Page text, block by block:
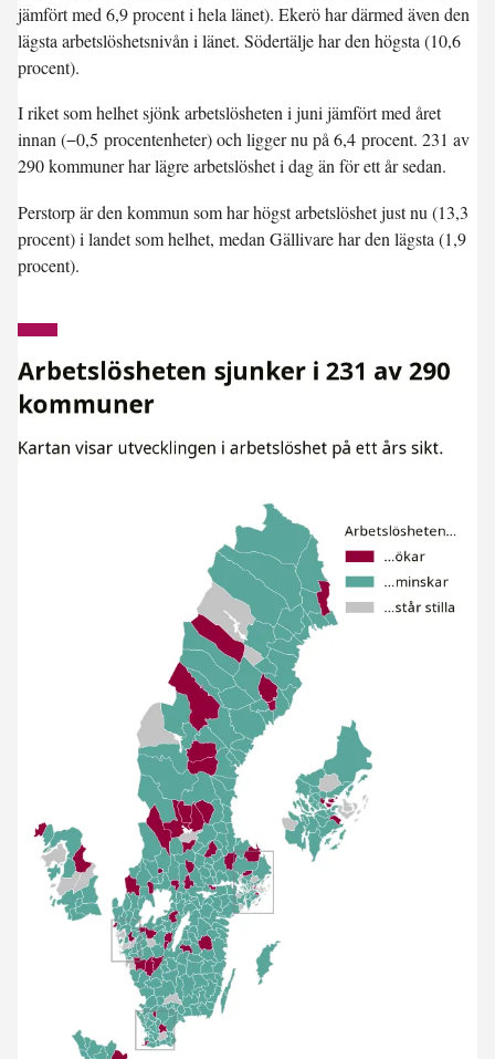
jämfört med 6,9 procent i hela länet). Ekerö har därmed även den
lägsta arbetslöshetsnivån i länet. Södertälje har den högsta (10,6
procent).
I riket som helhet sjönk arbetslösheten i juni jämfört med året
innan (−0,5 procentenheter) och ligger nu på6,4 procent. 231 av
290 kommuner har lägre arbetslöshet i dag än för ett år sedan.
Perstorp är den kommun som har högst arbetslöshet just nu (13,3
procent) i landet som helhet, medan Gällivare har den lägsta (1,9
procent).